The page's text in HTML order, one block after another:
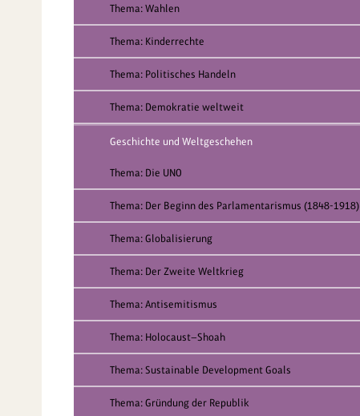
Thema: Wahlen
Thema: Kinderrechte
Thema: Politisches Handeln
Thema: Demokratie weltweit
Geschichte und Weltgeschehen
Thema: Die UNO
Thema: Der Beginn des Parlamentarismus (1848-1918)
Thema: Globalisierung
Thema: Der Zweite Weltkrieg
Thema: Antisemitismus
Thema: Holocaust—Shoah
Thema: Sustainable Development Goals
Thema: Gründung der Republik